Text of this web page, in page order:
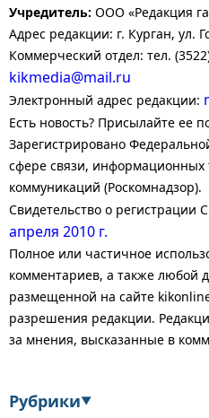
Учредитель: ООО «Редакция
Адрес редакции: г. Курган, ул.
Коммерческий отдел: тел.
kikmedia@mail.ru
Электронный адрес редакции:
Есть новость? Присылайте ее
Зарегистрировано
сфере связи, информационных
коммуникаций (Роскомнадзор).
Свидетельство о регистрации
апреля 2010 г.
Полное или частичное
комментариев, а также любой
размещенной на сайте
разрешения редакции.
за мнения, высказанные в
Рубрики▼